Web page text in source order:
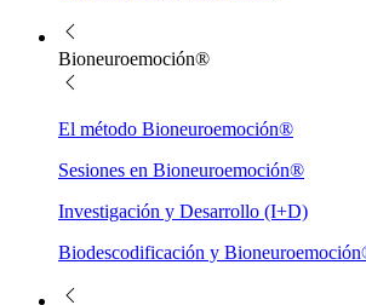
Bioneuroemoción®
El método Bioneuroemoción®
Sesiones en Bioneuroemoción®
Investigación y Desarrollo (I+D)
Biodescodificación y